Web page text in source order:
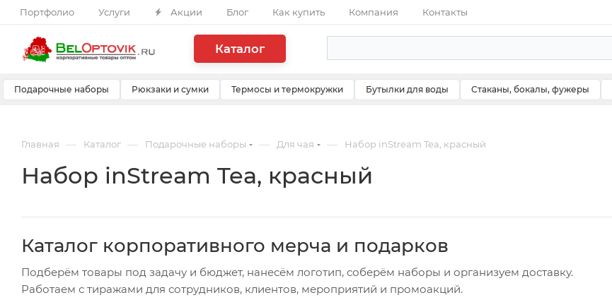
Портфолио Услуги Акции Блог Как купить Компания Контакты
Каталог
Подарочные наборы Рюкзаки и сумки Термосы и термокружки Бутылки для воды Стаканы, бокалы, фужеры
Главная — Каталог — Подарочные наборы — Для чая — Набор inStream Tea, красный
Набор inStream Tea, красный
Каталог корпоративного мерча и подарков
Подберём товары под задачу и бюджет, нанесём логотип, соберём наборы и организуем доставку.
Работаем с тиражами для сотрудников, клиентов, мероприятий и промоакций.